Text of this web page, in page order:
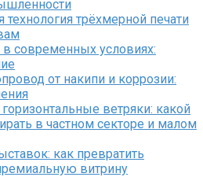
технология трёхмерной печати
современных условиях:
от накипи и коррозии:
ветряки: какой
в частном секторе и малом
как превратить
витрину